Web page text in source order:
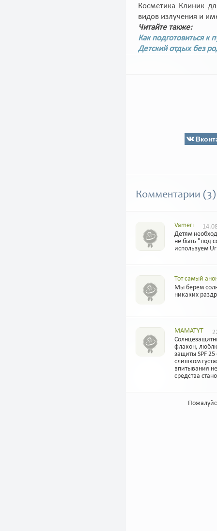
Косметика Клиник
видов излучения и
Читайте также:
Как подготовиться к
Детский отдых без
Комментарии (3)
Vameri
Детям
не быть "под
используем
Тот самый
Мы берем
никаких
MAMATYT
флакон,
защиты SPF
слишком
впитывания
средства